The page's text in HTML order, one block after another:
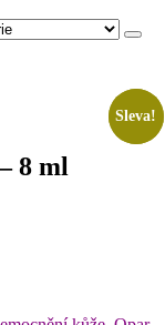
8 ml
Sleva!
Sleva!